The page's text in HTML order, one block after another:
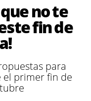
no te
fin de
para
primer fin de